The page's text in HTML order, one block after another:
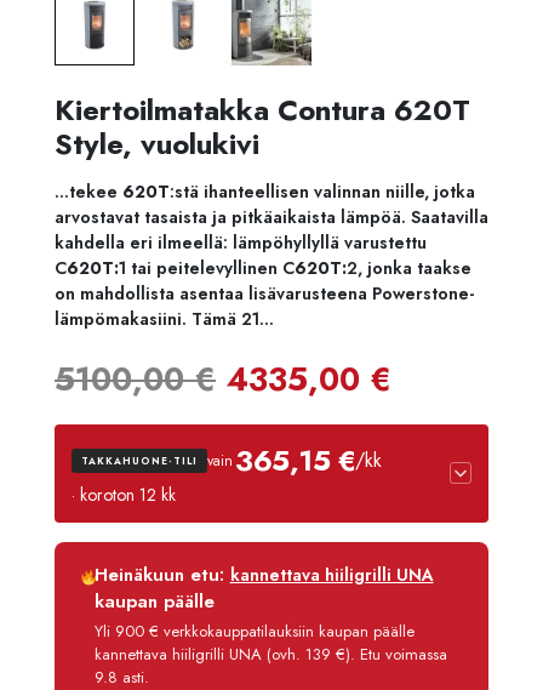
Kiertoilmatakka Contura 620T
Style, vuolukivi
…tekee 620T:stä ihanteellisen valinnan niille, jotka
arvostavat tasaista ja pitkäaikaista lämpöä. Saatavilla
kahdella eri ilmeellä: lämpöhyllyllä varustettu
C620T:1 tai peitelevyllinen C620T:2, jonka taakse
on mahdollista asentaa lisävarusteena Powerstone-
lämpömakasiini. Tämä 21…
5100,00€ Alkuperäinen
hinta
oli:
5100,00 €.
4335,00 €
hinta
TAKKAHUONE-TILI vain 365,15 €/kk
· koroton 12 kk
Luottoaika
12 kk
Korko
Käsittelymaksu
3,90 €/kk
Maksettava yhteensä
4 381,80 €
Heinäkuun etu: kannettava hiiligrilli UNA
kaupan päälle
Yli 900 € verkkokauppatilauksiin kaupan päälle
kannettava hiiligrilli UNA (ovh. 139 €). Etu voimassa
9.8 asti.